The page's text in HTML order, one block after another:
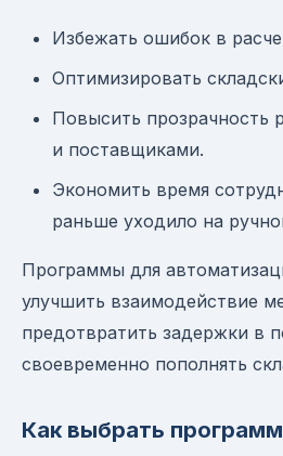
Избежать ошибок в
Оптимизировать
Повысить прозрачность
и поставщиками.
Экономить время
раньше уходило на
Программы для
улучшить взаимодействие
предотвратить задержки в
своевременно пополнять
Как выбрать